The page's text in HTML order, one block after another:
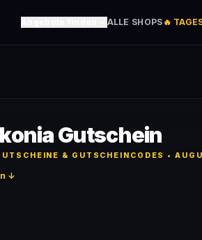
ALLE SHOPS 🔥
Gutschein
& GUTSCHEINCODES •
↓